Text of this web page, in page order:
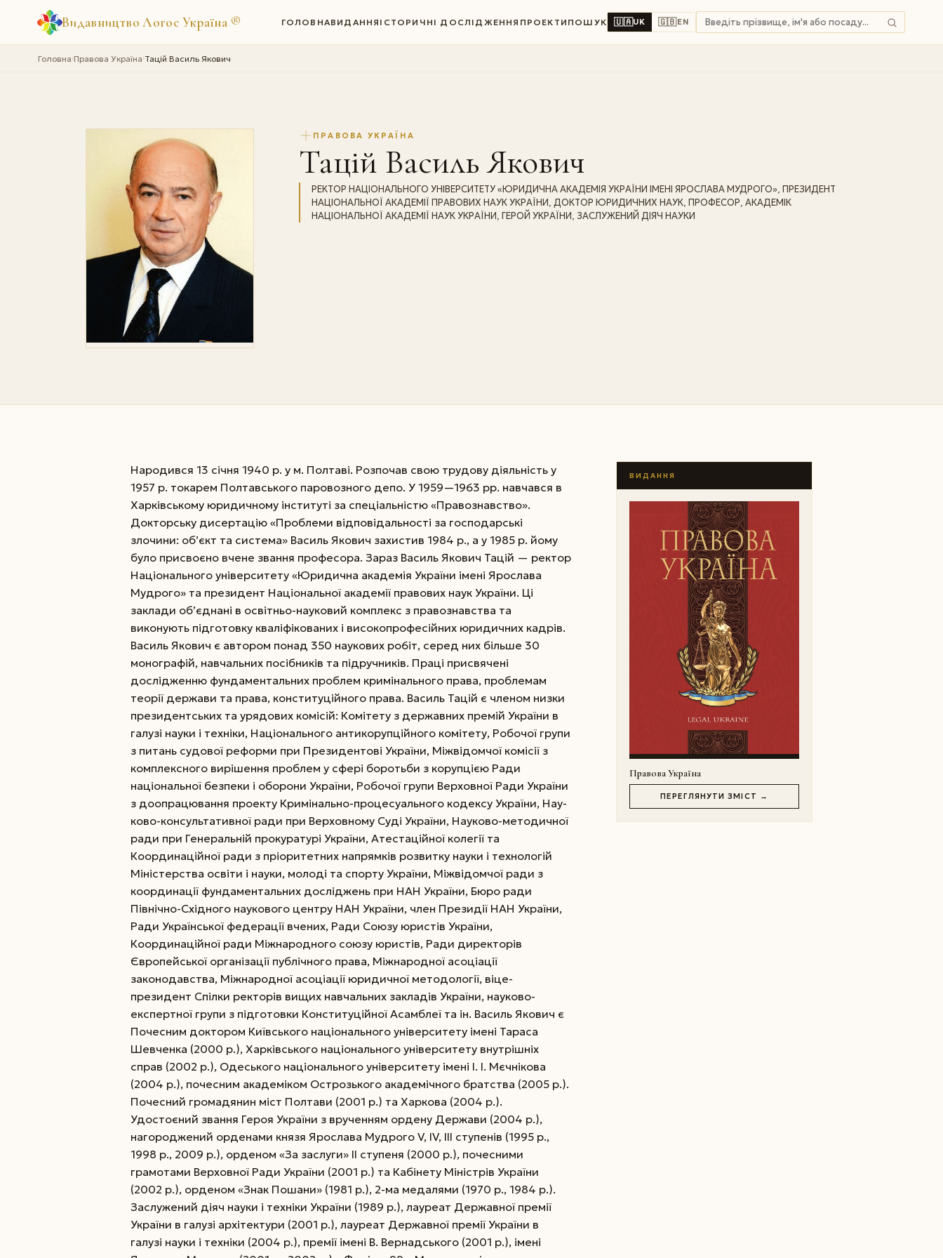
Видавництво Логос Україна ® ГОЛОВНАВИДАННЯ ІСТОРИЧНІ ДОСЛІДЖЕННЯ ПРОЕКТИ ПОШУК 🇺🇦UK 🇬🇧EN
Головна›Правова Україна›Тацій Василь Якович
ПРАВОВА УКРАЇНА
Тацій Василь Якович
РЕКТОР НАЦІОНАЛЬНОГО УНІВЕРСИТЕТУ «ЮРИДИЧНА АКАДЕМІЯ УКРАЇНИ ІМЕНІ ЯРОСЛАВА МУДРОГО», ПРЕЗИДЕНТ
НАЦІОНАЛЬНОЇ АКАДЕМІЇ ПРАВОВИХ НАУК УКРАЇНИ, ДОКТОР ЮРИДИЧНИХ НАУК, ПРОФЕСОР, АКАДЕМІК
НАЦІОНАЛЬНОЇ АКАДЕМІЇ НАУК УКРАЇНИ, ГЕРОЙ УКРАЇНИ, ЗАСЛУЖЕНИЙ ДІЯЧ НАУКИ
Народився 13 січня 1940 р. у м. Полтаві. Розпочав свою трудову діяльність у
1957 р. токарем Полтавського паровозного депо. У 1959—1963 рр. навчався в
Харківському юридичному інституті за спеціальністю «Правознавство».
Докторську дисертацію «Проблеми відповідальності за господарські
злочини: об’єкт та система» Василь Якович захистив 1984 р., а у 1985 р. йому
було присвоєно вчене звання професора. Зараз Василь Якович Тацій — ректор
Національного університету «Юридична академія України імені Ярослава
Мудрого» та президент Національної академії правових наук України. Ці
заклади об’єднані в освітньо-науковий комплекс з правознавства та
виконують підготовку кваліфікованих і високопрофесійних юридичних кадрів.
Василь Якович є автором понад 350 наукових ро6іт, серед них більше 30
монографій, навчальних посібників та підручників. Праці присвячені
дослідженню фундаментальних проблем кримінального права, проблемам
теорії держави та права, конституційного права. Василь Тацій є членом низки
президентських та урядових комісій: Комітету з державних премій України в
галузі науки і техніки, Національного антикорупційного комітету, Робочої групи
з питань судової реформи при Президентові ­України, Міжвідомчої комісії з
комплексного вирішення проблем у сфері боротьби з корупцією Ради
національної безпеки і оборони України, Робочої групи Верховної Ради Укр­аїни
з доопрацювання проекту Кримінально-процесуального кодексу ­Украї­ни, Нау­
ково-консультативної ради при Верховному Суді Украї­ни, Науково-методичної
ради при Генеральній прокуратурі Украї­­ни, Атестаційної колегії та
Координаційної ради з пріоритетних напрямків розвитку науки і технологій
Міністерства освіти і науки, молоді та спорту України, Міжвідомчої ради з
координації фундаментальних досліджень при НАН України, Бюро ради
Північно-Східного наукового центру НАН України, член Президії НАН України,
Ради Української федерації вчених, Ради Союзу юристів України,
Координаційної ради Міжнародного союзу юристів, Ради директорів
Європейської організації пуб­лічного права, Міжнародної асоціації
законодавства, Міжнародної асоціації юридичної методології, віце-
президент Спілки ректорів вищих навчальних закладів України, науково-
експертної групи з підготовки Конституційної Асамблеї та ін. Василь Якович є
Почесним доктором Київського національного університету імені Тараса
Шевченка (2000 р.), Харківського національного університету внутрішніх
справ (2002 р.), Одеського національного університету імені І. І. Мєчнікова
(2004 р.), почесним академіком Острозького академічного братства (2005 р.).
Почесний громадянин міст Полтави (2001 р.) та Харкова (2004 р.).
Удостоєний звання Героя України з врученням ордену Держави (2004 р.),
нагороджений орденами князя Ярослава Мудрого V, IV, III ступенів (1995 р.,
1998 р., 2009 р.), орденом «За заслуги» ІІ ступеня (2000 р.), почесними
грамотами Верховної Ради України (2001 р.) та Кабінету Міністрів України
(2002 р.), орденом «Знак Пошани» (1981 р.), 2-ма медалями (1970 р., 1984 р.).
Заслужений діяч науки і техніки України (1989 р.), лауреат Державної премії
України в галузі архітектури (2001 р.), лауреат Державної премії України в
галузі науки і техніки (2004 р.), премії імені В. Вернадського (2001 р.), імені
ВИДАННЯ
Правова Україна
ПЕРЕГЛЯНУТИ ЗМІСТ →